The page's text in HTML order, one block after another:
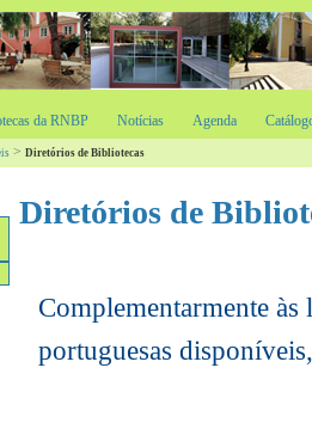
da RNBP Notícias Agenda
> Diretórios de Bibliotecas
Diretórios de
Complementarmente às
portuguesas